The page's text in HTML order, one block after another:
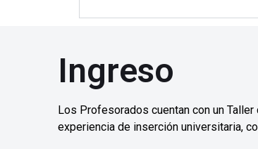
Ingreso
Los Profesorados cuentan con un
experiencia de inserción universitaria,